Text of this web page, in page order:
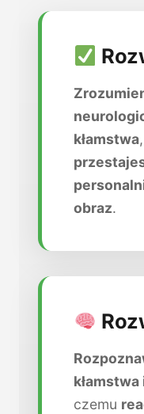
kłamstwa
obraz.
czemu